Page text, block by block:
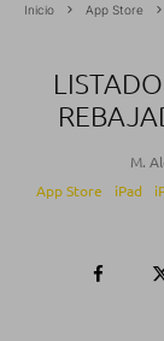
Inicio App Store
M.
App Store
iPad